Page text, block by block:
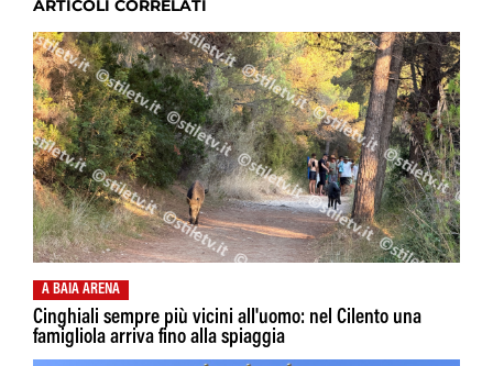
ARTICOLI CORRELATI
A BAIA ARENA
Cinghiali sempre più vicini all'uomo: nel Cilento una
famigliola arriva fino alla spiaggia